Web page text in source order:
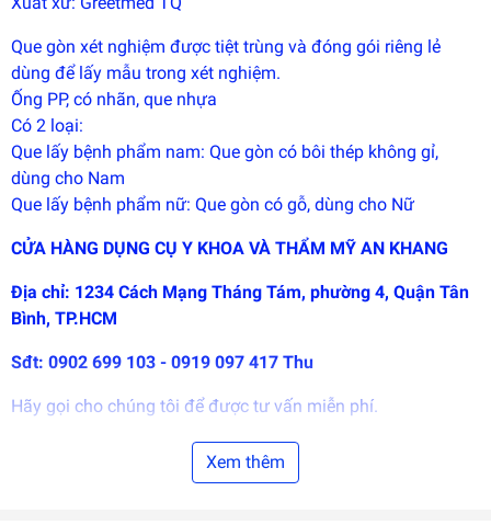
Que gòn xét nghiệm được tiệt trùng và đóng gói riêng lẻ
dùng để lấy mẫu trong xét nghiệm.
Ống PP, có nhãn, que nhựa
Có 2 loại:
Que lấy bệnh phẩm nam: Que gòn có bôi thép không gỉ,
dùng cho Nam
Que lấy bệnh phẩm nữ: Que gòn có gỗ, dùng cho Nữ
CỬA HÀNG DỤNG CỤ Y KHOA VÀ THẨM MỸ AN KHANG
Địa chỉ: 1234 Cách Mạng Tháng Tám, phường 4, Quận Tân
Bình, TP.HCM
Sđt: 0902 699 103 - 0919 097 417 Thu
Hãy gọi cho chúng tôi để được tư vấn miễn phí.
Xem thêm
phát
triển